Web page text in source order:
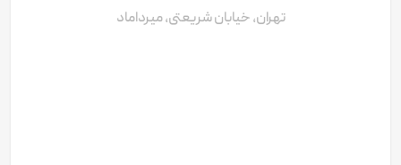
تهران، خیابان شریعتی، میرداماد